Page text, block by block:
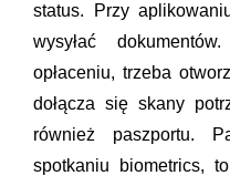
status. Przy
wysyłać
opłaceniu, trzeba
dołącza się skany
również paszportu.
spotkaniu biometrics,